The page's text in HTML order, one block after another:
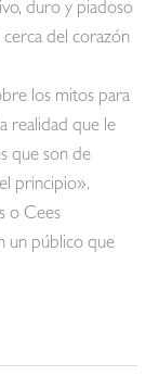
duro y piadoso
del corazón
los mitos para
realidad que le
que son de
principio».
o Cees
un público que